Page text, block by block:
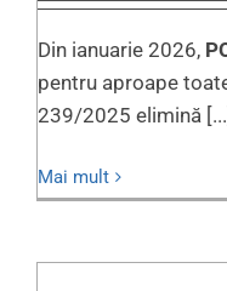
Din ianuarie 2026,
pentru aproape
239/2025 elimină
Mai mult